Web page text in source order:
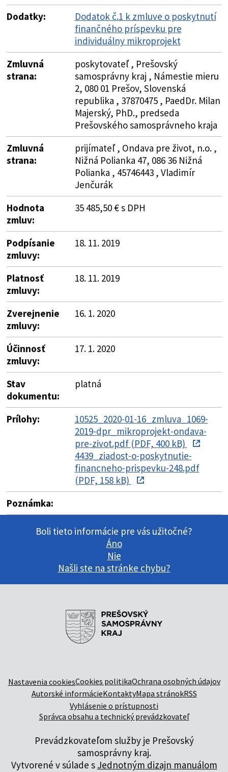
Dodatky:
Dodatok č.1 k zmluve o poskytnutí
finančného príspevku pre
individuálny mikroprojekt
Zmluvná
strana:
poskytovateľ , Prešovský
samosprávny kraj , Námestie mieru
2, 080 01 Prešov, Slovenská
republika , 37870475 , PaedDr. Milan
Majerský, PhD., predseda
Prešovského samosprávneho kraja
Zmluvná
strana:
prijímateľ , Ondava pre život, n.o. ,
Nižná Polianka 47, 086 36 Nižná
Polianka , 45746443 , Vladimír
Jenčurák
Hodnota
zmluv:
35 485,50 € s DPH
Podpísanie
zmluvy:
18. 11. 2019
Platnosť
zmluvy:
18. 11. 2019
Zverejnenie
zmluvy:
16. 1. 2020
Účinnosť
zmluvy:
17. 1. 2020
Stav
dokumentu:
platná
Prílohy:
10525_2020-01-16_zmluva_1069-
2019-dpr_mikroprojekt-ondava-
pre-zivot.pdf (PDF, 400 kB)
4439_ziadost-o-poskytnutie-
financneho-prispevku-248.pdf
(PDF, 158 kB)
Poznámka:
Boli tieto informácie pre vás užitočné?
Áno
Nie
Našli ste na stránke chybu?
Nastavenia cookiesCookies politikaOchrana osobných údajov
Autorské informácieKontaktyMapa stránokRSS
Vyhlásenie o prístupnosti
Správca obsahu a technický prevádzkovateľ
Prevádzkovateľom služby je Prešovský
samosprávny kraj.
Vytvorené v súlade s Jednotným dizajn manuálom